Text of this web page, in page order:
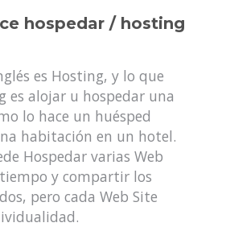
hospedar / hosting
es Hosting, y lo que
es alojar u hospedar una
lo hace un huésped
habitación en un hotel.
Hospedar varias Web
y compartir los
pero cada Web Site